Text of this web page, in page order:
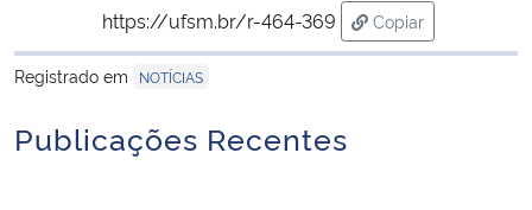
https://ufsm.br/r-464-369
Copiar
para área de
Registrado em
NOTÍCIAS
Publicações Recentes